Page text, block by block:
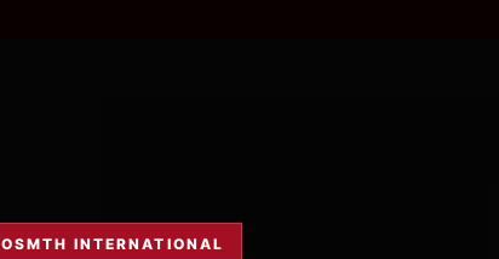
OSMTH INTERNATIONAL